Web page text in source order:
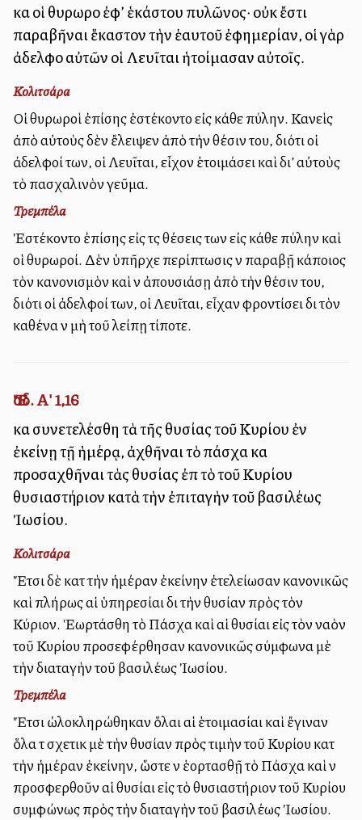
καὶ οἱ θυρωροὶ ἐφ’ ἑκάστου πυλῶνος· οὐκ ἔστι
παραβῆναι ἕκαστον τὴν ἑαυτοῦ ἐφημερίαν, οἱ γὰρ
ἀδελφοὶ αὐτῶν οἱ Λευῖται ἡτοίμασαν αὐτοῖς.
Κολιτσάρα
Οἱ θυρωροὶ ἐπίσης ἐστέκοντο εἰς κάθε πύλην. Κανεὶς
ἀπὸ αὐτοὺς δὲν ἔλειψεν ἀπὸ τὴν θέσιν του, διότι οἱ
ἀδελφοί των, οἱ Λευῖται, εἶχον ἑτοιμάσει καὶ δι’ αὐτοὺς
τὸ πασχαλινὸν γεῦμα.
Τρεμπέλα
Ἐστέκοντο ἐπίσης εἰς τὰς θέσεις των εἰς κάθε πύλην καὶ
οἱ θυρωροί. Δὲν ὑπῆρχε περίπτωσις νὰ παραβῇ κάποιος
τὸν κανονισμὸν καὶ νὰ ἀπουσιάσῃ ἀπὸ τὴν θέσιν του,
διότι οἱ ἀδελφοί των, οἱ Λευῖται, εἶχαν φροντίσει διὰ τὸν
καθένα νὰ μὴ τοῦ λείπῃ τίποτε.
Ἔσδ. Α' 1,16
καὶ συνετελέσθη τὰ τῆς θυσίας τοῦ Κυρίου ἐν
ἐκείνῃ τῇ ἡμέρᾳ, ἀχθῆναι τὸ πάσχα καὶ
προσαχθῆναι τὰς θυσίας ἐπὶ τὸ τοῦ Κυρίου
θυσιαστήριον κατὰ τὴν ἐπιταγὴν τοῦ βασιλέως
Ἰωσίου.
Κολιτσάρα
Ἔτσι δὲ κατὰ τὴν ἡμέραν ἐκείνην ἐτελείωσαν κανονικῶς
καὶ πλήρως αἱ ὑπηρεσίαι διὰ τὴν θυσίαν πρὸς τὸν
Κύριον. Ἑωρτάσθη τὸ Πάσχα καὶ αἱ θυσίαι εἰς τὸν ναὸν
τοῦ Κυρίου προσεφέρθησαν κανονικῶς σύμφωνα μὲ
τὴν διαταγὴν τοῦ βασιλέως Ἰωσίου.
Τρεμπέλα
Ἔτσι ὠλοκληρώθηκαν ὅλαι αἱ ἑτοιμασίαι καὶ ἔγιναν
ὅλα τὰ σχετικὰ μὲ τὴν θυσίαν πρὸς τιμὴν τοῦ Κυρίου κατὰ
τὴν ἡμέραν ἐκείνην, ὥστε νὰ ἑορτασθῇ τὸ Πάσχα καὶ νὰ
προσφερθοῦν αἱ θυσίαι εἰς τὸ θυσιαστήριον τοῦ Κυρίου
συμφώνως πρὸς τὴν διαταγὴν τοῦ βασιλέως Ἰωσίου.